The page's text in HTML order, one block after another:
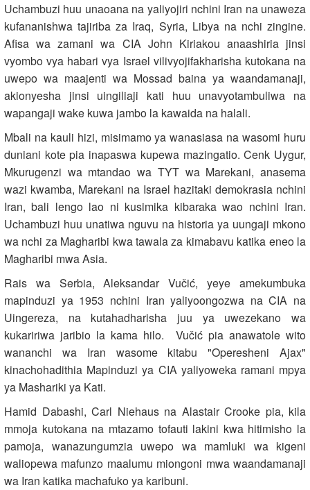
Uchambuzi huu unaoana na yaliyojiri nchini Iran na unaweza
kufananishwa tajiriba za Iraq, Syria, Libya na nchi zingine.
Afisa wa zamani wa CIA John Kiriakou anaashiria jinsi
vyombo vya habari vya Israel vilivyojifakharisha kutokana na
uwepo wa maajenti wa Mossad baina ya waandamanaji,
akionyesha jinsi uingiliaji kati huu unavyotambuliwa na
wapangaji wake kuwa jambo la kawaida na halali.
Mbali na kauli hizi, misimamo ya wanasiasa na wasomi huru
duniani kote pia inapaswa kupewa mazingatio. Cenk Uygur,
Mkurugenzi wa mtandao wa TYT wa Marekani, anasema
wazi kwamba, Marekani na Israel hazitaki demokrasia nchini
Iran, bali lengo lao ni kusimika kibaraka wao nchini Iran.
Uchambuzi huu unatiwa nguvu na historia ya uungaji mkono
wa nchi za Magharibi kwa tawala za kimabavu katika eneo la
Magharibi mwa Asia.
Rais wa Serbia, Aleksandar Vučić, yeye amekumbuka
mapinduzi ya 1953 nchini Iran yaliyoongozwa na CIA na
Uingereza, na kutahadharisha juu ya uwezekano wa
kukaririwa jaribio la kama hilo. Vučić pia anawatole wito
wananchi wa Iran wasome kitabu "Operesheni Ajax"
kinachohadithia Mapinduzi ya CIA yaliyoweka ramani mpya
ya Mashariki ya Kati.
Hamid Dabashi, Carl Niehaus na Alastair Crooke pia, kila
mmoja kutokana na mtazamo tofauti lakini kwa hitimisho la
pamoja, wanazungumzia uwepo wa mamluki wa kigeni
waliopewa mafunzo maalumu miongoni mwa waandamanaji
wa Iran katika machafuko ya karibuni.